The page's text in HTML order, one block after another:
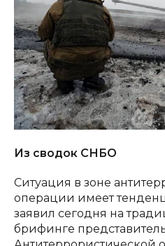
Из сводок СНБО
Ситуация в зоне
операции имеет
заявил сегодня на
брифинге